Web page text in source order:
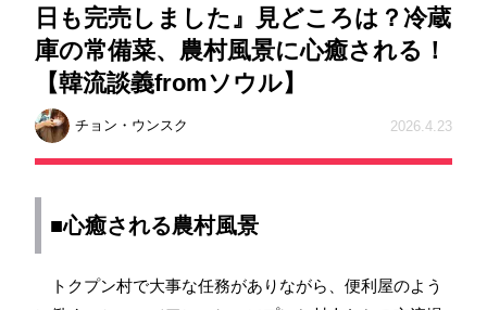
日も完売しました』見どころは？冷蔵
庫の常備菜、農村風景に心癒される！
【韓流談義fromソウル】
チョン・ウンスク 2026.4.23
■心癒される農村風景
トクプン村で大事な任務がありながら、便利屋のよう